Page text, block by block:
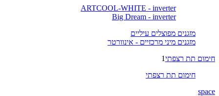
ARTCOOL-WHITE - inverter
Big Dream - inverter
מזגנים מפוצלים עיליים
מזגנים מיני מרכזיים - אינוורטר
חימום תת רצפתי1
חימום תת רצפתי
space